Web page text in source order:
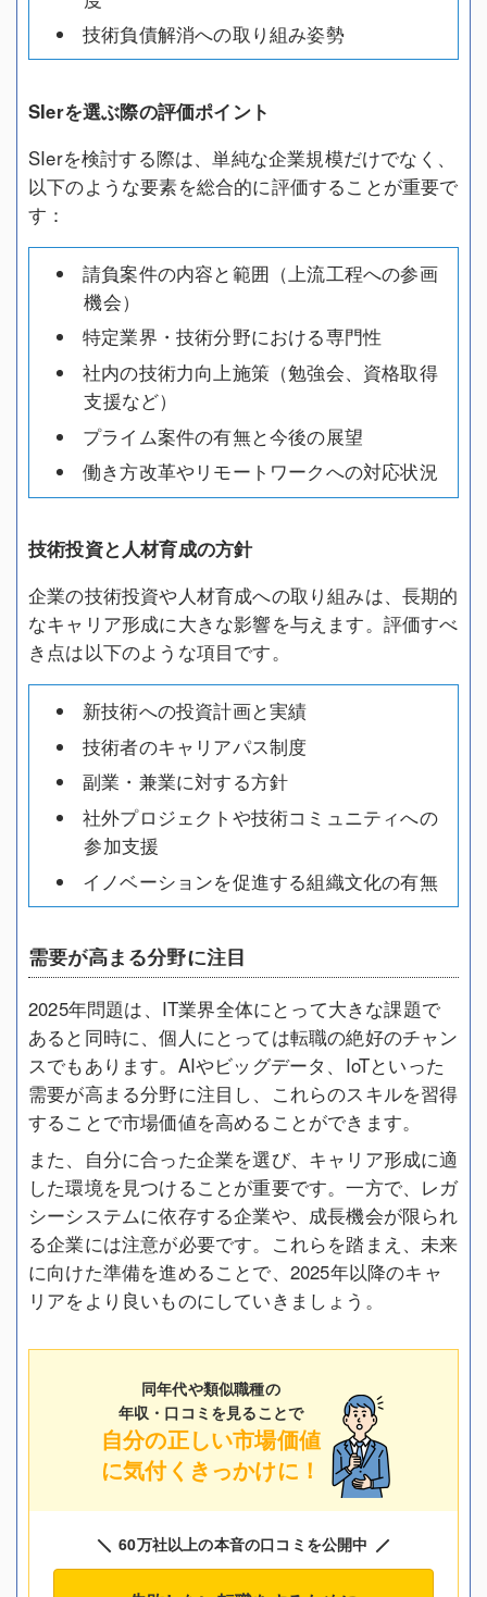
技術負債解消への取り組み姿勢
SIerを選ぶ際の評価ポイント
SIerを検討する際は、単純な企業規模だけでなく、
以下のような要素を総合的に評価することが重要で
す：
請負案件の内容と範囲（上流工程への参画
機会）
特定業界・技術分野における専門性
社内の技術力向上施策（勉強会、資格取得
支援など）
プライム案件の有無と今後の展望
働き方改革やリモートワークへの対応状況
技術投資と人材育成の方針
企業の技術投資や人材育成への取り組みは、長期的
なキャリア形成に大きな影響を与えます。評価すべ
き点は以下のような項目です。
新技術への投資計画と実績
技術者のキャリアパス制度
副業・兼業に対する方針
社外プロジェクトや技術コミュニティへの
参加支援
イノベーションを促進する組織文化の有無
需要が高まる分野に注目
2025年問題は、IT業界全体にとって大きな課題で
あると同時に、個人にとっては転職の絶好のチャン
スでもあります。AIやビッグデータ、IoTといった
需要が高まる分野に注目し、これらのスキルを習得
することで市場価値を高めることができます。
また、自分に合った企業を選び、キャリア形成に適
した環境を見つけることが重要です。一方で、レガ
シーシステムに依存する企業や、成長機会が限られ
る企業には注意が必要です。これらを踏まえ、未来
に向けた準備を進めることで、2025年以降のキャ
リアをより良いものにしていきましょう。
同年代や類似職種の
年収・口コミを見ることで
自分の正しい市場価値
に気付くきっかけに！
60万社以上の本音の口コミを公開中